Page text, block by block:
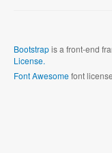
Bootstrapis a front-end
License.
Font Awesomefont